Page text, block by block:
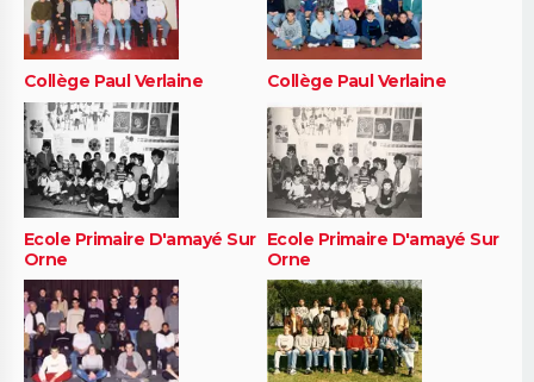
Collège Paul Verlaine Collège Paul Verlaine
Ecole Primaire D'amayé Sur
Orne
Ecole Primaire D'amayé Sur
Orne